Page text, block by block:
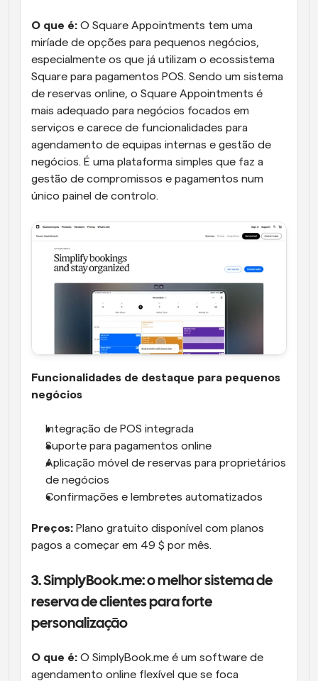
O que é: O Square Appointments tem uma
miríade de opções para pequenos negócios,
especialmente os que já utilizam o ecossistema
Square para pagamentos POS. Sendo um sistema
de reservas online, o Square Appointments é
mais adequado para negócios focados em
serviços e carece de funcionalidades para
agendamento de equipas internas e gestão de
negócios. É uma plataforma simples que faz a
gestão de compromissos e pagamentos num
único painel de controlo.
Funcionalidades de destaque para pequenos
negócios
Integração de POS integrada
Suporte para pagamentos online
Aplicação móvel de reservas para proprietários
de negócios
Confirmações e lembretes automatizados
Preços: Plano gratuito disponível com planos
pagos a começar em 49 $ por mês.
3. SimplyBook.me: o melhor sistema de
reserva de clientes para forte
personalização
O que é: O SimplyBook.me é um software de
agendamento online flexível que se foca